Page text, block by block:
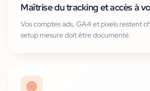
Maîtrise du tracking et accès à
Vos comptes ads, GA4 et pixels restent
setup mesure doit être documenté.